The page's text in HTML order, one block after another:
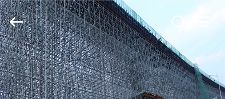
CASA
PRODUTOS
Jet
Scaffold
&
Formwork
System
Co.,
Ltd..
All
Rights
Reserved.